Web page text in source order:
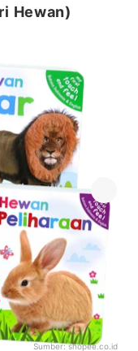
Hewan)
Sumber:shopee.co.id